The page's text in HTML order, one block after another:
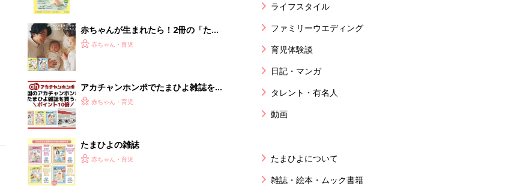
赤ちゃんが生まれたら！2冊の「たま
ひよ」
赤ちゃん・育児
アカチャンホンポでたまひよ雑誌を買
うとポイント10倍【期間限定】
赤ちゃん・育児
たまひよの雑誌
赤ちゃん・育児
ライフスタイル
ファミリーウエディング
育児体験談
日記・マンガ
タレント・有名人
動画
たまひよについて
雑誌・絵本・ムック書籍